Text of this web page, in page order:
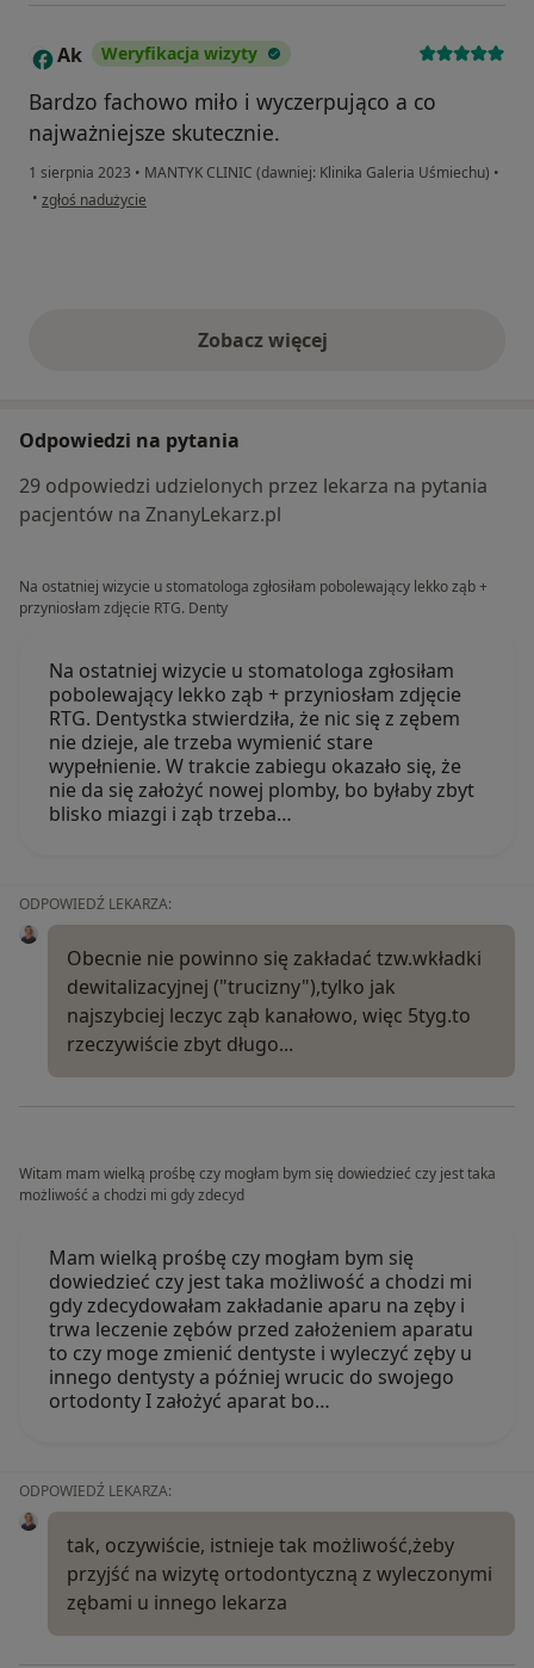
A Ak Weryfikacja wizyty
Bardzo fachowo miło i wyczerpująco a co
najważniejsze skutecznie.
1 sierpnia 2023 • MANTYK CLINIC (dawniej: Klinika Galeria Uśmiechu) •
• w opinii użytkownika Ak
zgłoś nadużycie
Zobacz więcejopinie powyżej
Odpowiedzi na pytania
29 odpowiedzi udzielonych przez lekarza na pytania
pacjentów na ZnanyLekarz.pl
Na ostatniej wizycie u stomatologa zgłosiłam pobolewający lekko ząb +
przyniosłam zdjęcie RTG. Denty
Na ostatniej wizycie u stomatologa zgłosiłam
pobolewający lekko ząb + przyniosłam zdjęcie
RTG. Dentystka stwierdziła, że nic się z zębem
nie dzieje, ale trzeba wymienić stare
wypełnienie. W trakcie zabiegu okazało się, że
nie da się założyć nowej plomby, bo byłaby zbyt
blisko miazgi i ząb trzeba…
ODPOWIEDŹ LEKARZA:
Obecnie nie powinno się zakładać tzw.wkładki
dewitalizacyjnej ("trucizny"),tylko jak
najszybciej leczyc ząb kanałowo, więc 5tyg.to
rzeczywiście zbyt długo...
Witam mam wielką prośbę czy mogłam bym się dowiedzieć czy jest taka
możliwość a chodzi mi gdy zdecyd
Mam wielką prośbę czy mogłam bym się
dowiedzieć czy jest taka możliwość a chodzi mi
gdy zdecydowałam zakładanie aparu na zęby i
trwa leczenie zębów przed założeniem aparatu
to czy moge zmienić dentyste i wyleczyć zęby u
innego dentysty a później wrucic do swojego
ortodonty I założyć aparat bo…
ODPOWIEDŹ LEKARZA:
tak, oczywiście, istnieje tak możliwość,żeby
przyjść na wizytę ortodontyczną z wyleczonymi
zębami u innego lekarza